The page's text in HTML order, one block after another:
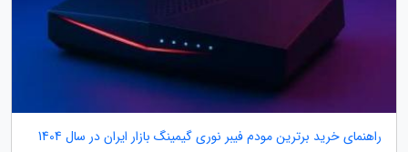
راهنمای خرید برترین مودم فیبر نوری گیمینگ بازار ایران در سال 1404